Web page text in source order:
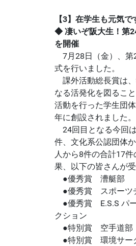
【3】在学生も元気で
◆ 凄いぞ阪大生！第
を開催
7月28日（金）、第
式を行いました。
課外活動総長賞は
なる活発化を図るこ
活動を行った学生団
年に創設されました。
24回目となる今回
件、文化系公認団体
人から8件の合計17
果、以下の皆さんが受
●優秀賞 漕艇部
●優秀賞 スポーツ
●優秀賞 E.S.S パ
クション
●特別賞 空手道部
●特別賞 環境サー